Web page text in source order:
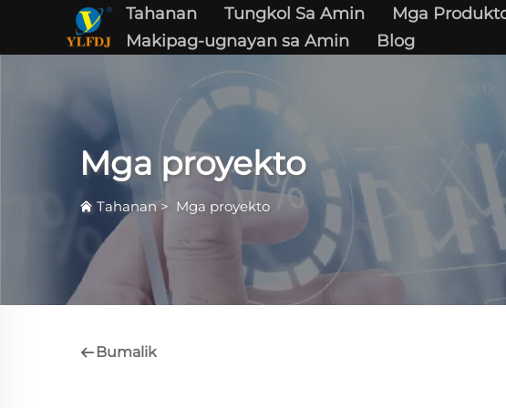
Tahanan Tungkol Sa Amin Mga
Makipag-ugnayan sa Amin
Blog
Mga proyekto
Tahanan> Mga proyekto
Bumalik